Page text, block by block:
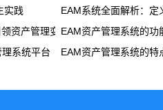
实践
EAM系统全面解析：
资产管理变革EAM资产管理系统的功
系统平台
EAM资产管理系统的特